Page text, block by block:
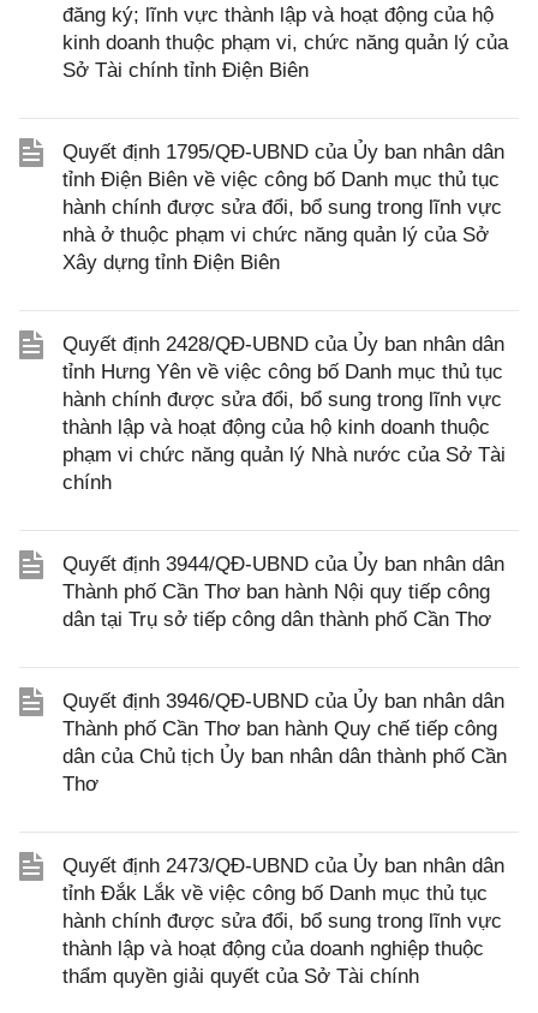
đăng ký; lĩnh vực thành lập và hoạt động của hộ
kinh doanh thuộc phạm vi, chức năng quản lý của
Sở Tài chính tỉnh Điện Biên
Quyết định 1795/QĐ-UBND của Ủy ban nhân dân
tỉnh Điện Biên về việc công bố Danh mục thủ tục
hành chính được sửa đổi, bổ sung trong lĩnh vực
nhà ở thuộc phạm vi chức năng quản lý của Sở
Xây dựng tỉnh Điện Biên
Quyết định 2428/QĐ-UBND của Ủy ban nhân dân
tỉnh Hưng Yên về việc công bố Danh mục thủ tục
hành chính được sửa đổi, bổ sung trong lĩnh vực
thành lập và hoạt động của hộ kinh doanh thuộc
phạm vi chức năng quản lý Nhà nước của Sở Tài
chính
Quyết định 3944/QĐ-UBND của Ủy ban nhân dân
Thành phố Cần Thơ ban hành Nội quy tiếp công
dân tại Trụ sở tiếp công dân thành phố Cần Thơ
Quyết định 3946/QĐ-UBND của Ủy ban nhân dân
Thành phố Cần Thơ ban hành Quy chế tiếp công
dân của Chủ tịch Ủy ban nhân dân thành phố Cần
Thơ
Quyết định 2473/QĐ-UBND của Ủy ban nhân dân
tỉnh Đắk Lắk về việc công bố Danh mục thủ tục
hành chính được sửa đổi, bổ sung trong lĩnh vực
thành lập và hoạt động của doanh nghiệp thuộc
thẩm quyền giải quyết của Sở Tài chính